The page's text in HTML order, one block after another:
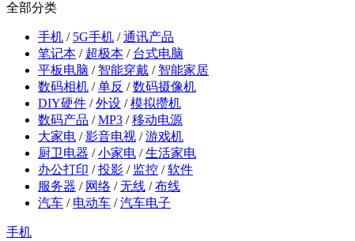
全部分类
手机 / 5G手机 /通讯产品
笔记本 / 超极本 / 台式电脑
平板电脑 / 智能穿戴 / 智能家居
数码相机 /单反 /数码摄像机
DIY硬件 /外设 /模拟攒机
数码产品 /MP3 /移动电源
大家电 /影音电视 /游戏机
厨卫电器 /小家电 /生活家电
办公打印 /投影 / 监控 /软件
服务器 / 网络 /无线 /布线
汽车 / 电动车 /汽车电子
手机